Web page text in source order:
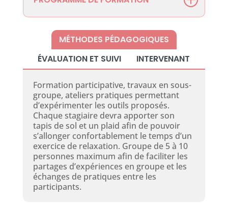
MÉTHODES PÉDAGOGIQUES
ÉVALUATION ET SUIVI
INTERVENANT
Formation participative, travaux en sous-
groupe, ateliers pratiques permettant
d’expérimenter les outils proposés.
Chaque stagiaire devra apporter son
tapis de sol et un plaid afin de pouvoir
s’allonger confortablement le temps d’un
exercice de relaxation. Groupe de 5 à 10
personnes maximum afin de faciliter les
partages d’expériences en groupe et les
échanges de pratiques entre les
participants.